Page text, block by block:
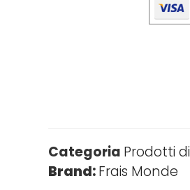
Categoria Prodotti
Brand:Frais Monde